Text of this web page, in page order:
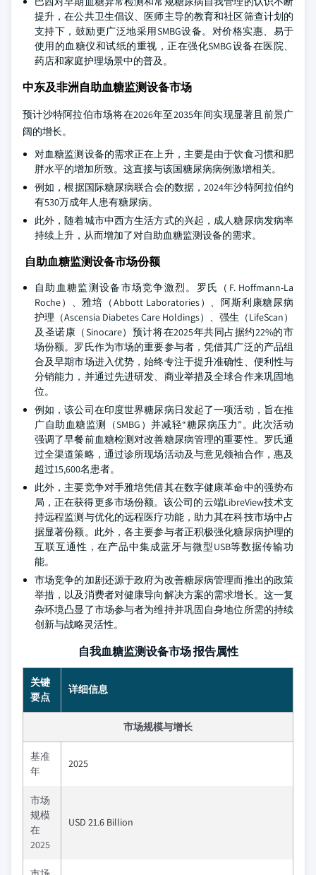
提升，在公共卫生倡议、医师主导的教育和社区筛查计划的
支持下，鼓励更广泛地采用SMBG设备。对价格实惠、易于
使用的血糖仪和试纸的重视，正在强化SMBG设备在医院、
药店和家庭护理场景中的普及。
中东及非洲自助血糖监测设备市场
预计沙特阿拉伯市场将在2026年至2035年间实现显著且前景广
阔的增长。
对血糖监测设备的需求正在上升，主要是由于饮食习惯和肥
胖水平的增加所致。这直接与该国糖尿病病例激增相关。
例如，根据国际糖尿病联合会的数据，2024年沙特阿拉伯约
有530万成年人患有糖尿病。
此外，随着城市中西方生活方式的兴起，成人糖尿病发病率
持续上升，从而增加了对自助血糖监测设备的需求。
自助血糖监测设备市场份额
自助血糖监测设备市场竞争激烈。罗氏（F. Hoffmann-La
Roche）、雅培（Abbott Laboratories）、阿斯利康糖尿病
护理（Ascensia Diabetes Care Holdings）、强生（LifeScan）
及圣诺康（Sinocare）预计将在2025年共同占据约22%的市
场份额。罗氏作为市场的重要参与者，凭借其广泛的产品组
合及早期市场进入优势，始终专注于提升准确性、便利性与
分销能力，并通过先进研发、商业举措及全球合作来巩固地
位。
例如，该公司在印度世界糖尿病日发起了一项活动，旨在推
广自助血糖监测（SMBG）并减轻“糖尿病压力”。此次活动
强调了早餐前血糖检测对改善糖尿病管理的重要性。罗氏通
过全渠道策略，通过诊所现场活动及与意见领袖合作，惠及
超过15,600名患者。
此外，主要竞争对手雅培凭借其在数字健康革命中的强势布
局，正在获得更多市场份额。该公司的云端LibreView技术支
持远程监测与优化的远程医疗功能，助力其在科技市场中占
据显著份额。此外，各主要参与者正积极强化糖尿病护理的
互联互通性，在产品中集成蓝牙与微型USB等数据传输功
能。
市场竞争的加剧还源于政府为改善糖尿病管理而推出的政策
举措，以及消费者对健康导向解决方案的需求增长。这一复
杂环境凸显了市场参与者为维持并巩固自身地位所需的持续
创新与战略灵活性。
自我血糖监测设备市场 报告属性
关键
要点
详细信息
市场规模与增长
基准
年
2025
市场
规模
在
2025
USD 21.6 Billion